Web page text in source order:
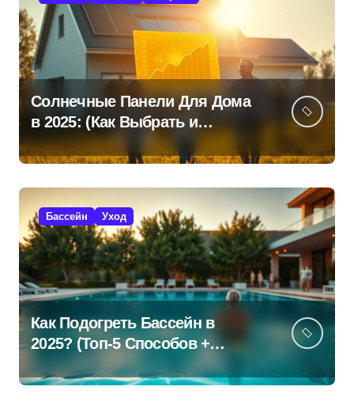
Солнечные Панели Для Дома
в 2025: (Как Выбрать и
Сэкономить?)
Бассейн Уход
Как Подогреть Бассейн в
2025? (Топ-5 Способов +
Экономия!)